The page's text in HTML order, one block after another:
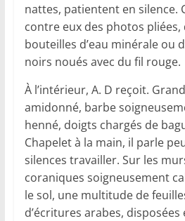
nattes, patientent en silence.
contre eux des photos pliées,
bouteilles d’eau minérale ou
noirs noués avec du fil rouge.
À l’intérieur, A. D reçoit.
amidonné, barbe
henné, doigts chargés de
Chapelet à la main, il parle
silences travailler. Sur les
coraniques soigneusement
le sol, une multitude de
d’écritures arabes,